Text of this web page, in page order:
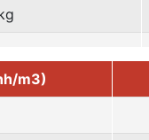
m3)